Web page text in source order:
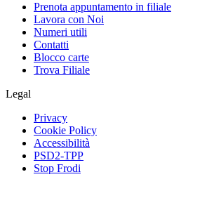
Prenota appuntamento in filiale
Lavora con Noi
Numeri utili
Contatti
Blocco carte
Trova Filiale
Legal
Privacy
Cookie Policy
Accessibilità
PSD2-TPP
Stop Frodi